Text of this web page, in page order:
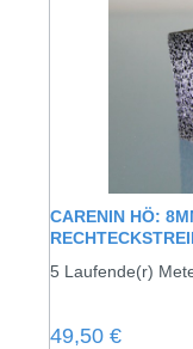
CARENIN HÖ:
5 Laufende(r)
Regulärer Preis:
49,50 €